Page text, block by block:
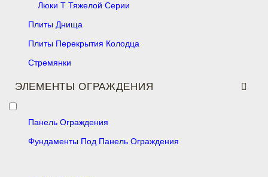
Люки Т Тяжелой Серии
Плиты Днища
Плиты Перекрытия Колодца
Стремянки
ЭЛЕМЕНТЫ ОГРАЖДЕНИЯ
Панель Ограждения
Фундаменты Под Панель Ограждения